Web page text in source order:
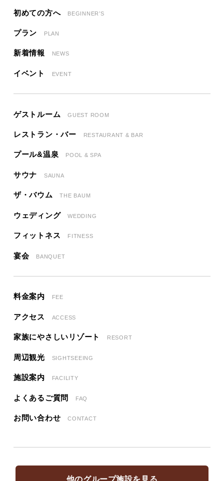
初めての方へ BEGINNER’S
プラン PLAN
新着情報 NEWS
イベント EVENT
ゲストルーム GUEST ROOM
レストラン・バー RESTAURANT & BAR
プール&温泉 POOL & SPA
サウナ SAUNA
ザ・バウム THE BAUM
ウェディング WEDDING
フィットネス FITNESS
宴会 BANQUET
料金案内 FEE
アクセス ACCESS
家族にやさしいリゾート RESORT
周辺観光 SIGHTSEEING
施設案内 FACILITY
よくあるご質問 FAQ
お問い合わせ CONTACT
他のグループ施設を見る